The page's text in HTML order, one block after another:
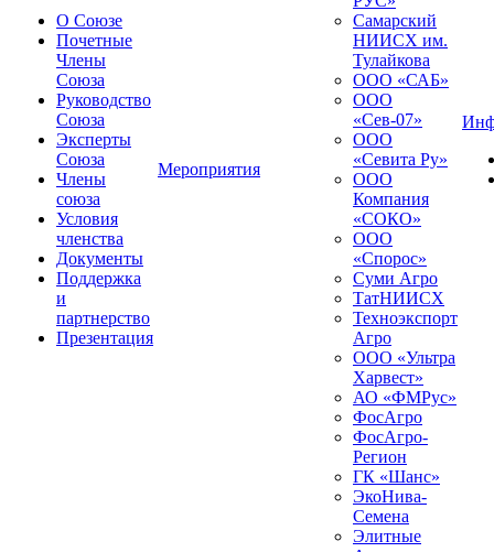
О Союзе
Почетные
Члены
Союза
Руководство
Союза
Эксперты
Союза
Члены
союза
Условия
членства
Документы
Поддержка
и
партнерство
Презентация
Мероприятия
Самарский
НИИСХ им.
Тулайкова
ООО «САБ»
ООО
«Сев-07»
ООО
«Севита Ру»
ООО
Компания
«СОКО»
ООО
«Спорос»
Суми Агро
ТатНИИСХ
Техноэкспорт
Агро
ООО «Ультра
Харвест»
АО «ФМРус»
ФосАгро
ФосАгро-
Регион
ГК «Шанс»
ЭкоНива-
Семена
Элитные